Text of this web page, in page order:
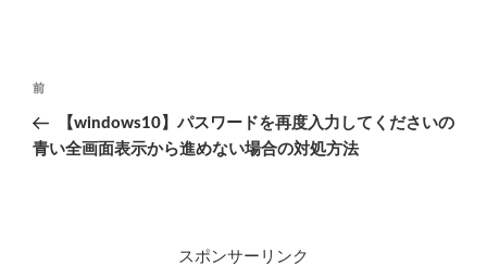
投
ナ
前
の
投
前
【windows10】パスワードを再度入力してくださいの
青い全画面表示から進めない場合の対処方法
スポンサーリンク